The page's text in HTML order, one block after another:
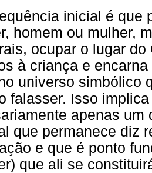
inicial é que
homem ou mulher,
ocupar o lugar
à criança e encarna
universo simbólico
falasser. Isso
apenas um
que permanece diz
e que é ponto
que ali se